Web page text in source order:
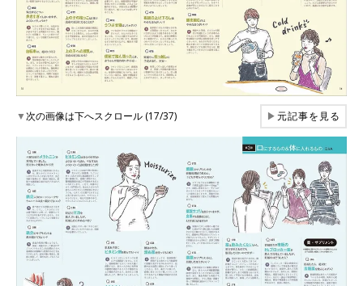
▼次の画像は下へスクロール (17/37) ▶元記事を見る